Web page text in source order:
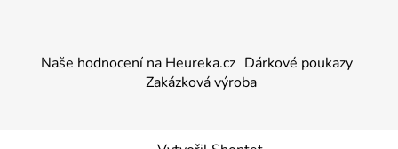
Naše hodnocení na Heureka.cz Dárkové poukazy
Zakázková výroba